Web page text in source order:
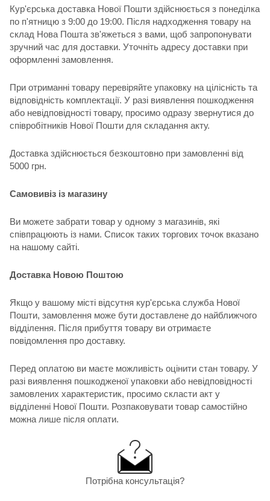
Кур'єрська доставка Нової Пошти здійснюється з понеділка
по п'ятницю з 9:00 до 19:00. Після надходження товару на
склад Нова Пошта зв'яжеться з вами, щоб запропонувати
зручний час для доставки. Уточніть адресу доставки при
оформленні замовлення.
При отриманні товару перевіряйте упаковку на цілісність та
відповідність комплектації. У разі виявлення пошкодження
або невідповідності товару, просимо одразу звернутися до
співробітників Нової Пошти для складання акту.
Доставка здійснюється безкоштовно при замовленні від
5000 грн.
Самовивіз із магазину
Ви можете забрати товар у одному з магазинів, які
співпрацюють із нами. Список таких торгових точок вказано
на нашому сайті.
Доставка Новою Поштою
Якщо у вашому місті відсутня кур'єрська служба Нової
Пошти, замовлення може бути доставлене до найближчого
відділення. Після прибуття товару ви отримаєте
повідомлення про доставку.
Перед оплатою ви маєте можливість оцінити стан товару. У
разі виявлення пошкодженої упаковки або невідповідності
замовлених характеристик, просимо скласти акт у
відділенні Нової Пошти. Розпаковувати товар самостійно
можна лише після оплати.
Потрібна консультація?